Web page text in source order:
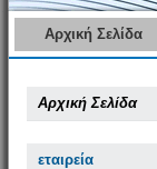
Αρχική Σελίδα
Αρχική Σελίδα
εταιρεία